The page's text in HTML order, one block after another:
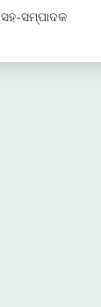
ସହ-ସମ୍ପାଦକ